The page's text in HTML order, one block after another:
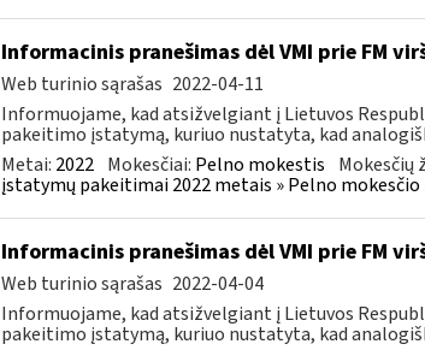
Informacinis pranešimas dėl VMI prie FM
Web turinio sąrašas 2022-04-11
Informuojame, kad atsižvelgiant į Lietuvos
pakeitimo įstatymą, kuriuo nustatyta, kad
Metai: 2022 Mokesčiai: Pelno mokestis Mokesčių
įstatymų pakeitimai 2022 metais » Pelno
Informacinis pranešimas dėl VMI prie FM
Web turinio sąrašas 2022-04-04
Informuojame, kad atsižvelgiant į Lietuvos
pakeitimo įstatymą, kuriuo nustatyta, kad